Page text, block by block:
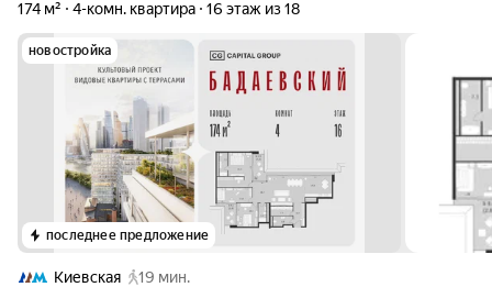
174 м²
4-комн. квартира 16 этаж из 18
новостройка
последнее предложение
Киевская
19 мин.